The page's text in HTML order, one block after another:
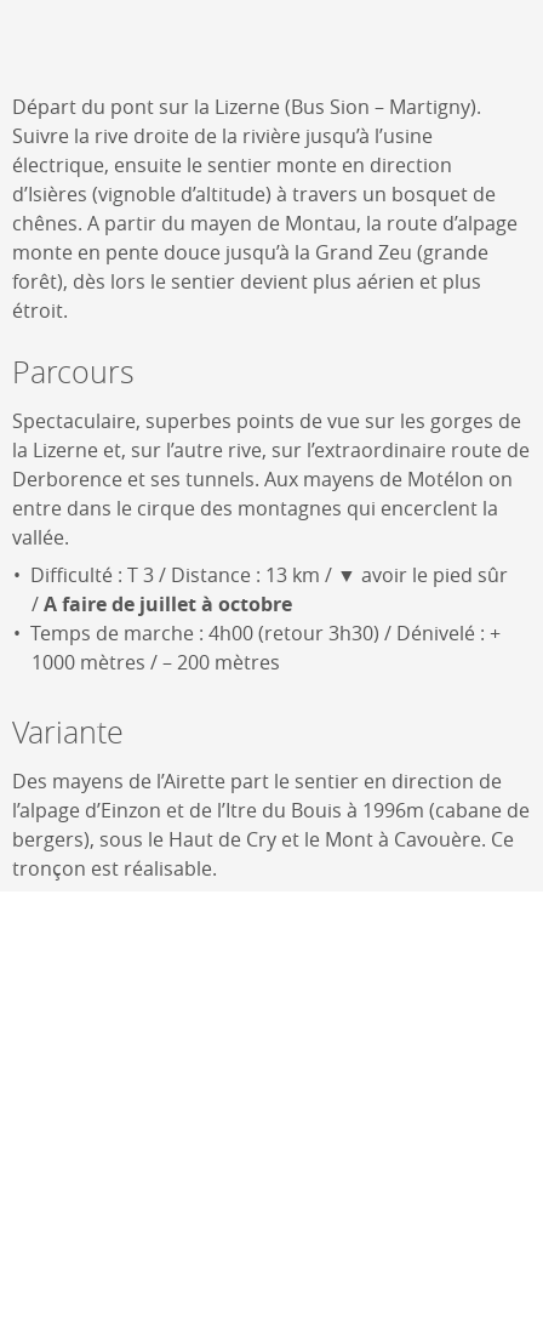
Départ du pont sur la Lizerne (Bus Sion – Martigny).
Suivre la rive droite de la rivière jusqu’à l’usine
électrique, ensuite le sentier monte en direction
d’Isières (vignoble d’altitude) à travers un bosquet de
chênes. A partir du mayen de Montau, la route d’alpage
monte en pente douce jusqu’à la Grand Zeu (grande
forêt), dès lors le sentier devient plus aérien et plus
étroit.
Parcours
Spectaculaire, superbes points de vue sur les gorges de
la Lizerne et, sur l’autre rive, sur l’extraordinaire route de
Derborence et ses tunnels. Aux mayens de Motélon on
entre dans le cirque des montagnes qui encerclent la
vallée.
Difficulté : T 3 / Distance : 13 km / ▼ avoir le pied sûr
/A faire de juillet à octobre
Temps de marche : 4h00 (retour 3h30) / Dénivelé : +
1000 mètres / – 200 mètres
Variante
Des mayens de l’Airette part le sentier en direction de
l’alpage d’Einzon et de l’Itre du Bouis à 1996m (cabane de
bergers), sous le Haut de Cry et le Mont à Cavouère. Ce
tronçon est réalisable.